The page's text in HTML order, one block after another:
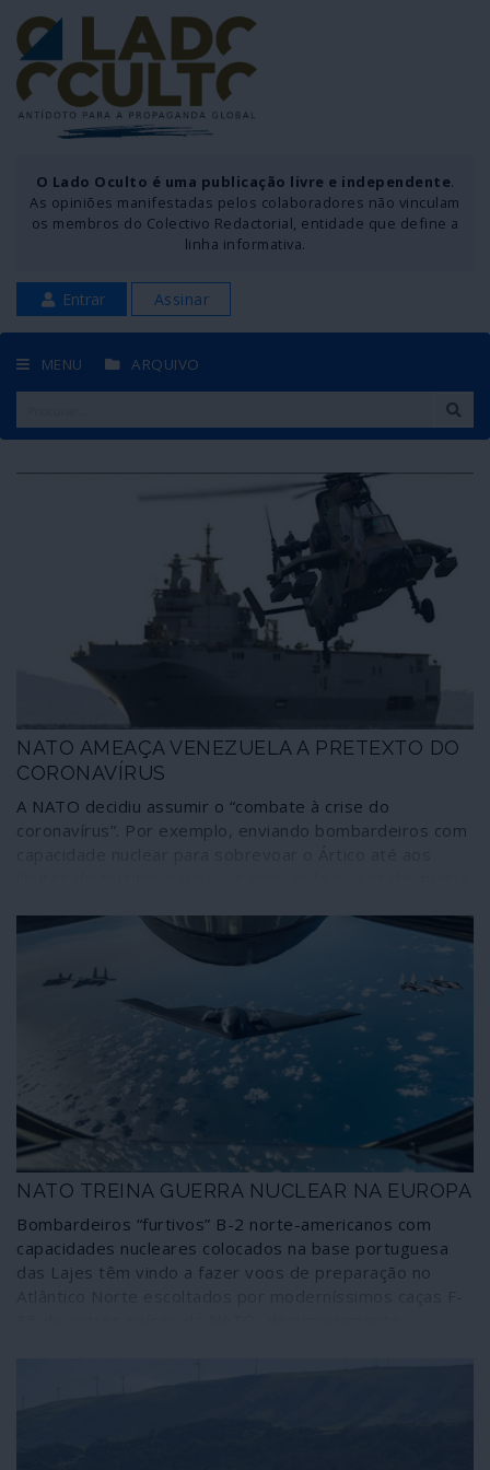
O Lado Oculto é uma publicação livre e independente.
As opiniões manifestadas pelos colaboradores não vinculam
os membros do Colectivo Redactorial, entidade que define a
linha informativa.
Entrar Assinar
MENU ARQUIVO
NATO AMEAÇA VENEZUELA A PRETEXTO DO
CORONAVÍRUS
A NATO decidiu assumir o “combate à crise do
coronavírus”. Por exemplo, enviando bombardeiros com
o presidente Maduro “usa a crise do coronavírus” como
pretexto para “aumentar o narcotráfico”. O atlantismo
move-se, como é evidente, por razões “humanitárias”.
NATO TREINA GUERRA NUCLEAR NA EUROPA
Bombardeiros “furtivos” B-2 norte-americanos com
capacidades nucleares colocados na base portuguesa
das Lajes têm vindo a fazer voos de preparação no